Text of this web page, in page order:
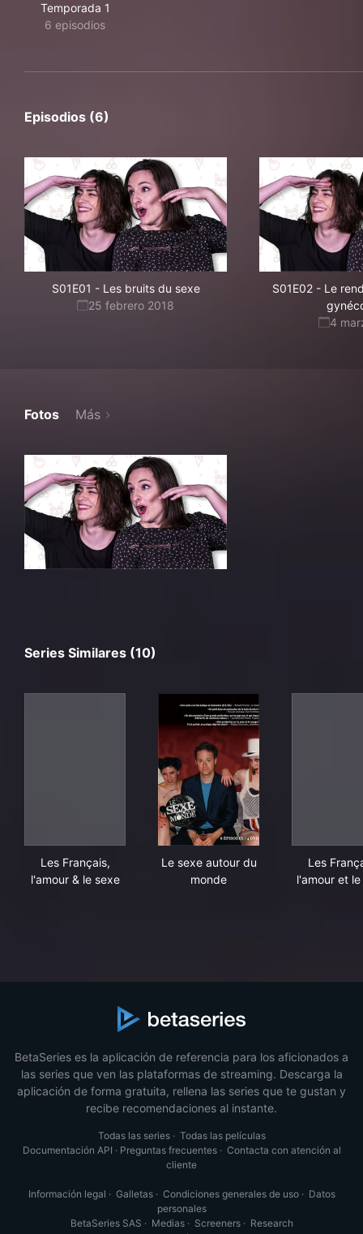
Temporada 1
6 episodios
Episodios (6)
S01E01 - Les bruits du sexe
25 febrero 2018
S01E02 - Le
4
Fotos Más
Series Similares (10)
Les Français,
l'amour & le sexe
Le sexe autour du
monde
Les
l'amour et
BetaSeries es la aplicación de referencia para los aficionados a
las series que ven las plataformas de streaming. Descarga la
aplicación de forma gratuita, rellena las series que te gustan y
recibe recomendaciones al instante.
Todas las series· Todas las películas
Documentación API · Preguntas frecuentes· Contacta con atención al
cliente
Información legal · Galletas· Condiciones generales de uso· Datos
personales
BetaSeries SAS · Medias· Screeners· Research